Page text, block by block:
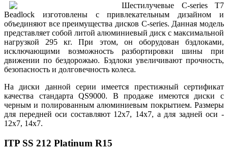
Шестилучевые С-series T7
Beadlock изготовлены с привлекательным дизайном и
объединяют все преимущества дисков С-series. Данная модель
представляет собой литой алюминиевый диск с максимальной
нагрузкой 295 кг. При этом, он оборудован бэдлоками,
исключающими возможность разбортировки шины при
движении по бездорожью. Бэдлоки увеличивают прочность,
безопасность и долговечность колеса.
На диски данной серии имеется престижный сертификат
качества стандарта QS9000. В продаже имеются диски с
черным и полированным алюминиевым покрытием. Размеры
для передней оси составляют 12х7, 14х7, а для задней оси -
12х7, 14х7.
ITP SS 212 Platinum R15